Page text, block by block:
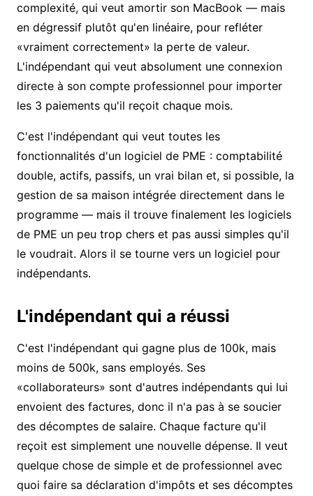
complexité, qui veut amortir son MacBook — mais
en dégressif plutôt qu'en linéaire, pour refléter
«vraiment correctement» la perte de valeur.
L'indépendant qui veut absolument une connexion
directe à son compte professionnel pour importer
les 3 paiements qu'il reçoit chaque mois.
C'est l'indépendant qui veut toutes les
fonctionnalités d'un logiciel de PME : comptabilité
double, actifs, passifs, un vrai bilan et, si possible, la
gestion de sa maison intégrée directement dans le
programme — mais il trouve finalement les logiciels
de PME un peu trop chers et pas aussi simples qu'il
le voudrait. Alors il se tourne vers un logiciel pour
indépendants.
L'indépendant qui a réussi
C'est l'indépendant qui gagne plus de 100k, mais
moins de 500k, sans employés. Ses
«collaborateurs» sont d'autres indépendants qui lui
envoient des factures, donc il n'a pas à se soucier
des décomptes de salaire. Chaque facture qu'il
reçoit est simplement une nouvelle dépense. Il veut
quelque chose de simple et de professionnel avec
quoi faire sa déclaration d'impôts et ses décomptes